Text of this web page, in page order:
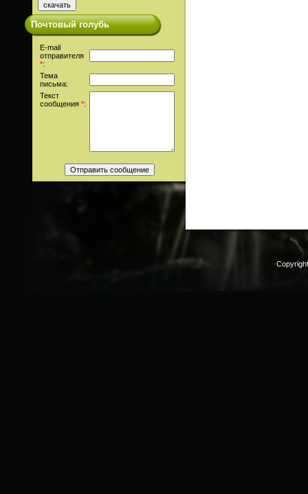
Почтовый голубь
E-mail
отправителя
*:
Тема
письма:
Текст
сообщения *: